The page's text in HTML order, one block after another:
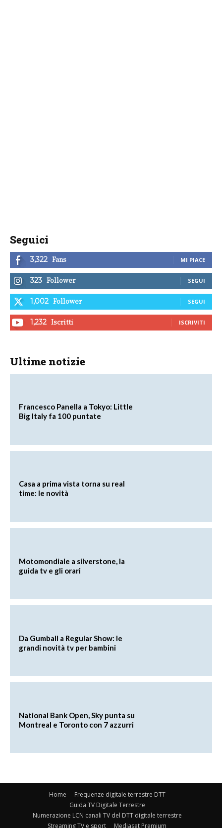
Seguici
3,322 Fans MI PIACE
323 Follower SEGUI
1,002 Follower SEGUI
1,232 Iscritti ISCRIVITI
Ultime notizie
Francesco Panella a Tokyo: Little
Big Italy fa 100 puntate
Casa a prima vista torna su real
time: le novità
Motomondiale a silverstone, la
guida tv e gli orari
Da Gumball a Regular Show: le
grandi novità tv per bambini
National Bank Open, Sky punta su
Montreal e Toronto con 7 azzurri
Home
Frequenze digitale terrestre DTT
Guida TV Digitale Terrestre
Numerazione LCN canali TV del DTT digitale terrestre
Streaming TV e sport
Mediaset Premium